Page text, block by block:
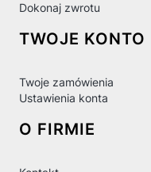
Dokonaj zwrotu
TWOJE KONTO
Twoje zamówienia
Ustawienia konta
O FIRMIE